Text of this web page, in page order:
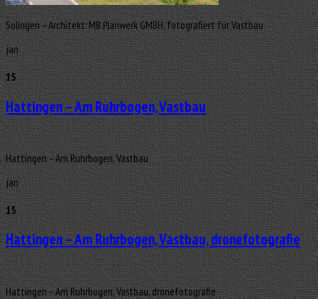
Solingen – Architekt: MB Planwerk GMBH, fotografiert für Vastbau
jan
15
Hattingen – Am Ruhrbogen, Vastbau
Hattingen – Am Ruhrbogen, Vastbau
jan
15
Hattingen – Am Ruhrbogen, Vastbau, dronefotografie
Hattingen – Am Ruhrbogen, Vastbau, dronefotografie